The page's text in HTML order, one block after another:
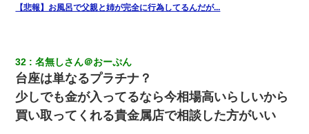
【悲報】お風呂で父親と姉が完全に行為してるんだが...
32 名無しさん＠おーぷん
台座は単なるプラチナ？
少しでも金が入ってるなら今相場高いらしいから
買い取ってくれる貴金属店で相談した方がいい